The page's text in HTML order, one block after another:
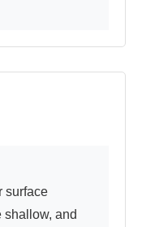
shallow, and